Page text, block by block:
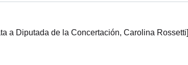
a Diputada de la Concertación, Carolina Rossetti]